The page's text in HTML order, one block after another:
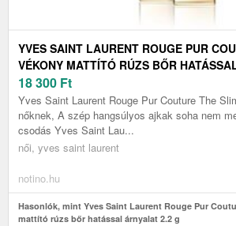
YVES SAINT LAURENT ROUGE PUR
VÉKONY MATTÍTÓ RÚZS BŐR
18 300 Ft
Yves Saint Laurent Rouge Pur Couture The
nőknek, A szép hangsúlyos ajkak soha nem
csodás Yves Saint Lau...
női, yves saint laurent
notino.hu
Hasonlók, mint Yves Saint Laurent Rouge Pur
mattító rúzs bőr hatással árnyalat 2.2 g